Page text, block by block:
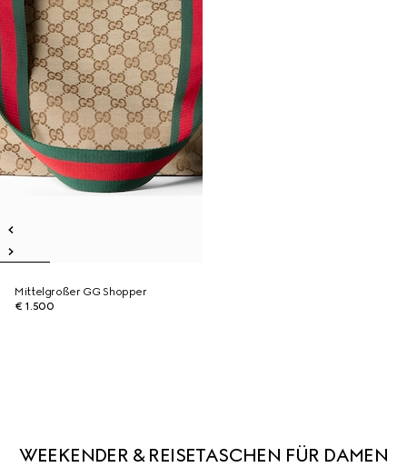
Mittelgroßer GG Shopper
€ 1.500
WEEKENDER & REISETASCHEN FÜR DAMEN